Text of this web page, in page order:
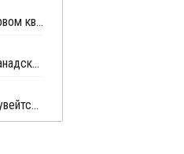
Indorama нарастила чистую прибыль в первом квартале 2015 года на 9%
Indorama Ventures купила бизнес ТФК у канадской CEPSA Quimica
Dow Chemical намерена продать доли в кувейтских СП